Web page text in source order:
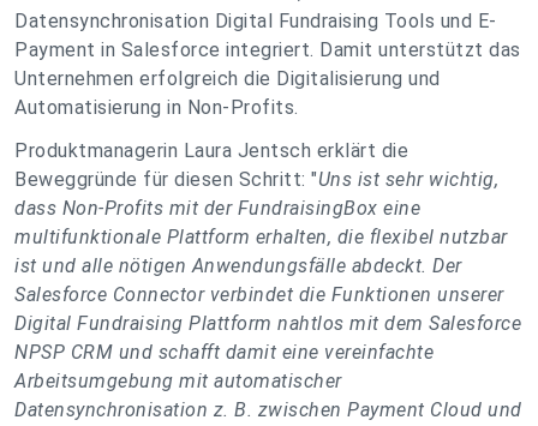
Datensynchronisation Digital Fundraising Tools und E-
Payment in Salesforce integriert. Damit unterstützt das
Unternehmen erfolgreich die Digitalisierung und
Automatisierung in Non-Profits.
Produktmanagerin Laura Jentsch erklärt die
Beweggründe für diesen Schritt: "Uns ist sehr wichtig,
dass Non-Profits mit der FundraisingBox eine
multifunktionale Plattform erhalten, die flexibel nutzbar
ist und alle nötigen Anwendungsfälle abdeckt. Der
Salesforce Connector verbindet die Funktionen unserer
Digital Fundraising Plattform nahtlos mit dem Salesforce
NPSP CRM und schafft damit eine vereinfachte
Arbeitsumgebung mit automatischer
Datensynchronisation z. B. zwischen Payment Cloud und